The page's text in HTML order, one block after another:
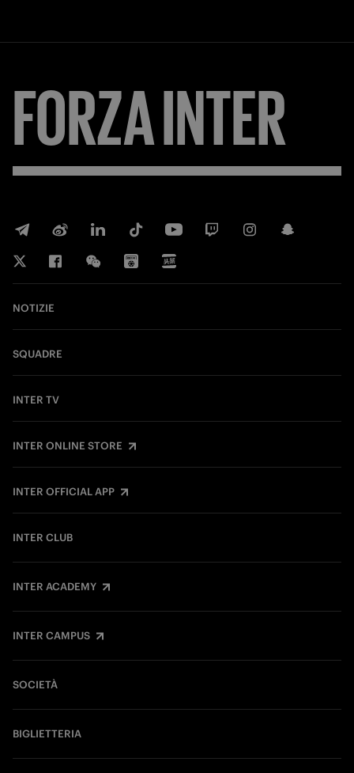
FORZAINTER
NOTIZIE
SQUADRE
INTER TV
INTER ONLINE STORE
INTER OFFICIAL APP
INTER CLUB
INTER ACADEMY
INTER CAMPUS
SOCIETÀ
BIGLIETTERIA